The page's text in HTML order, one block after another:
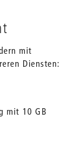
mit
Diensten:
mit 10 GB